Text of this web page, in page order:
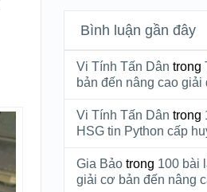
Bình luận gần đây
Vi Tính Tấn Dân trong
bản đến nâng cao
Vi Tính Tấn Dân trong
HSG tin Python cấp
Gia Bảo trong 100 bài
giải cơ bản đến nâng